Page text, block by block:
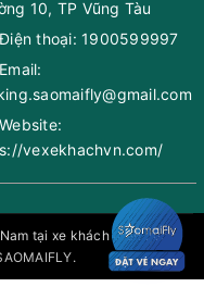
Xem vị trí
10, TP Vũng Tàu
Điện thoại: 1900599997
Email:
Website:
vexekhachvn.com/
tại xe khách toàn quốc